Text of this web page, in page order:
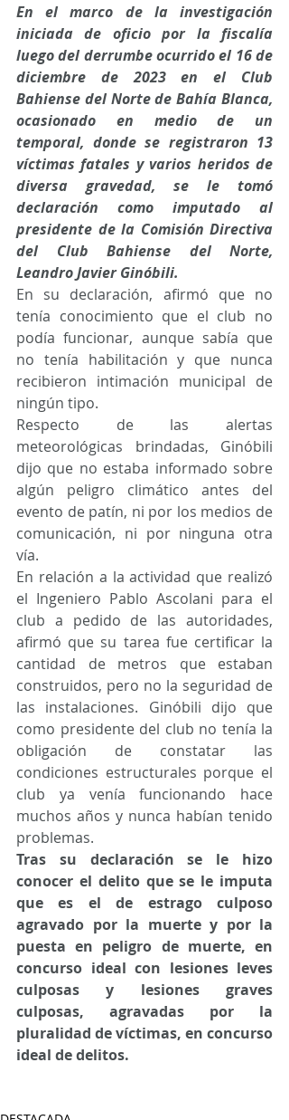
En el marco de la investigación
iniciada de oficio por la fiscalía
luego del derrumbe ocurrido el 16 de
diciembre de 2023 en el Club
Bahiense del Norte de Bahía Blanca,
ocasionado en medio de un
temporal, donde se registraron 13
víctimas fatales y varios heridos de
diversa gravedad, se le tomó
declaración como imputado al
presidente de la Comisión Directiva
del Club Bahiense del Norte,
Leandro Javier Ginóbili.
En su declaración, afirmó que no
tenía conocimiento que el club no
podía funcionar, aunque sabía que
no tenía habilitación y que nunca
recibieron intimación municipal de
ningún tipo.
Respecto de las alertas
meteorológicas brindadas, Ginóbili
dijo que no estaba informado sobre
algún peligro climático antes del
evento de patín, ni por los medios de
comunicación, ni por ninguna otra
vía.
En relación a la actividad que realizó
el Ingeniero Pablo Ascolani para el
club a pedido de las autoridades,
afirmó que su tarea fue certificar la
cantidad de metros que estaban
construidos, pero no la seguridad de
las instalaciones. Ginóbili dijo que
como presidente del club no tenía la
obligación de constatar las
condiciones estructurales porque el
club ya venía funcionando hace
muchos años y nunca habían tenido
problemas.
Tras su declaración se le hizo
conocer el delito que se le imputa
que es el de estrago culposo
agravado por la muerte y por la
puesta en peligro de muerte, en
concurso ideal con lesiones leves
culposas y lesiones graves
culposas, agravadas por la
pluralidad de víctimas, en concurso
ideal de delitos.